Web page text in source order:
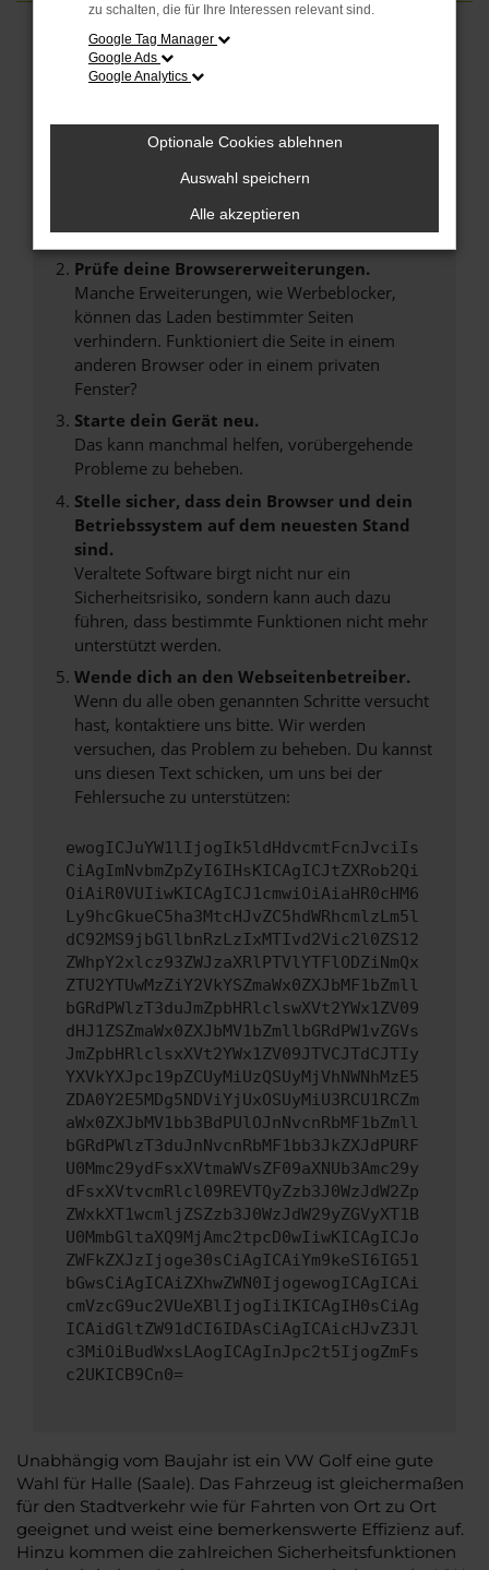
FEHLER: NETWORK ERROR
Hier sind ein paar Tipps, die dir helfen können:
Internetverbindung.
Laden andere Webseiten, zum Beispiel deine
Suchmaschine?
Prüfe deine Browsererweiterungen.
Manche Erweiterungen, wie Werbeblocker,
können das Laden bestimmter Seiten
verhindern. Funktioniert die Seite in einem
anderen Browser oder in einem privaten
Fenster?
Starte dein Gerät neu.
Das kann manchmal helfen, vorübergehende
Probleme zu beheben.
Stelle sicher, dass dein Browser und dein
Betriebssystem auf dem neuesten Stand
sind.
Veraltete Software birgt nicht nur ein
Sicherheitsrisiko, sondern kann auch dazu
führen, dass bestimmte Funktionen nicht mehr
unterstützt werden.
Wende dich an den Webseitenbetreiber.
Wenn du alle oben genannten Schritte versucht
hast, kontaktiere uns bitte. Wir werden
versuchen, das Problem zu beheben. Du kannst
uns diesen Text schicken, um uns bei der
Fehlersuche zu unterstützen:
ewogICJuYW1lIjogIk5ldHdvcmtFcnJvciIs
CiAgImNvbmZpZyI6IHsKICAgICJtZXRob2Qi
OiAiR0VUIiwKICAgICJ1cmwiOiAiaHR0cHM6
Ly9hcGkueC5ha3MtcHJvZC5hdWRhcmlzLm5l
dC92MS9jbGllbnRzLzIxMTIvd2Vic2l0ZS12
ZWhpY2xlcz93ZWJzaXRlPTVlYTFlODZiNmQx
ZTU2YTUwMzZiY2VkYSZmaWx0ZXJbMF1bZmll
bGRdPWlzT3duJmZpbHRlclswXVt2YWx1ZV09
dHJ1ZSZmaWx0ZXJbMV1bZmllbGRdPW1vZGVs
JmZpbHRlclsxXVt2YWx1ZV09JTVCJTdCJTIy
YXVkYXJpc19pZCUyMiUzQSUyMjVhNWNhMzE5
ZDA0Y2E5MDg5NDViYjUxOSUyMiU3RCU1RCZm
aWx0ZXJbMV1bb3BdPUlOJnNvcnRbMF1bZmll
bGRdPWlzT3duJnNvcnRbMF1bb3JkZXJdPURF
U0Mmc29ydFsxXVtmaWVsZF09aXNUb3Amc29y
dFsxXVtvcmRlcl09REVTQyZzb3J0WzJdW2Zp
ZWxkXT1wcmljZSZzb3J0WzJdW29yZGVyXT1B
U0MmbGltaXQ9MjAmc2tpcD0wIiwKICAgICJo
ZWFkZXJzIjoge30sCiAgICAiYm9keSI6IG51
bGwsCiAgICAiZXhwZWN0IjogewogICAgICAi
cmVzcG9uc2VUeXBlIjogIiIKICAgIH0sCiAg
ICAidGltZW91dCI6IDAsCiAgICAicHJvZ3Jl
c3MiOiBudWxsLAogICAgInJpc2t5IjogZmFs
c2UKICB9Cn0=
Unabhängig vom Baujahr ist ein VW Golf eine gute
Wahl für Halle (Saale). Das Fahrzeug ist gleichermaßen
für den Stadtverkehr wie für Fahrten von Ort zu Ort
geeignet und weist eine bemerkenswerte Effizienz auf.
Hinzu kommen die zahlreichen Sicherheitsfunktionen
zu schalten, die für Ihre Interessen relevant sind.
Google Tag Manager
Google Ads
Google Analytics
Optionale Cookies ablehnen
Auswahl speichern
Alle akzeptieren